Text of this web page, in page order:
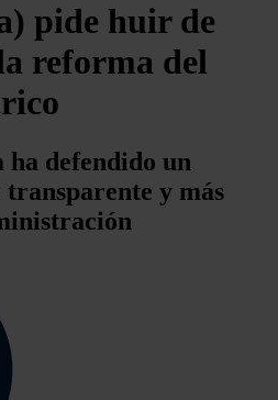
pide huir de
reforma del
ha defendido un
y más